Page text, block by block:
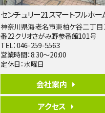
バ19分・歩8分
開放感があり日当たり良好な南西・北西角
地区画。 …
第6位
3,680万円
4ＳＬＤＫ
リビングダイニング部分の床暖房完備 車
並列2台駐…
センチュリー21スマートフルホー
神奈川県海老名市東柏ケ谷二丁目
番22クリオさがみ野参番館101号
TEL：046-259-5563
営業時間：8:30～20:00
定休日：水曜日
会社案内
アクセス